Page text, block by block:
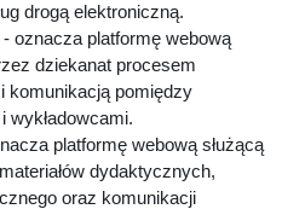
drogą elektroniczną.
- oznacza platformę webową
dziekanat procesem
komunikacją pomiędzy
wykładowcami.
platformę webową służącą
dydaktycznych,
oraz komunikacji